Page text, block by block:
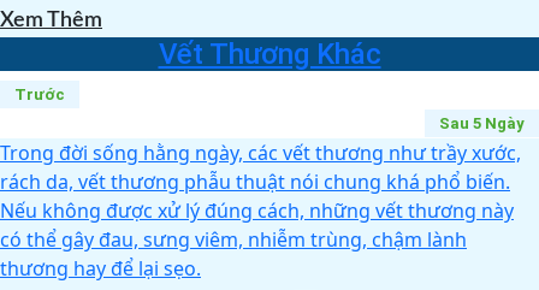
Xem Thêm
Vết Thương Khác
Trước
Sau 5 Ngày
Trong đời sống hằng ngày, các vết thương như trầy xước,
rách da, vết thương phẫu thuật nói chung khá phổ biến.
Nếu không được xử lý đúng cách, những vết thương này
có thể gây đau, sưng viêm, nhiễm trùng, chậm lành
thương hay để lại sẹo.